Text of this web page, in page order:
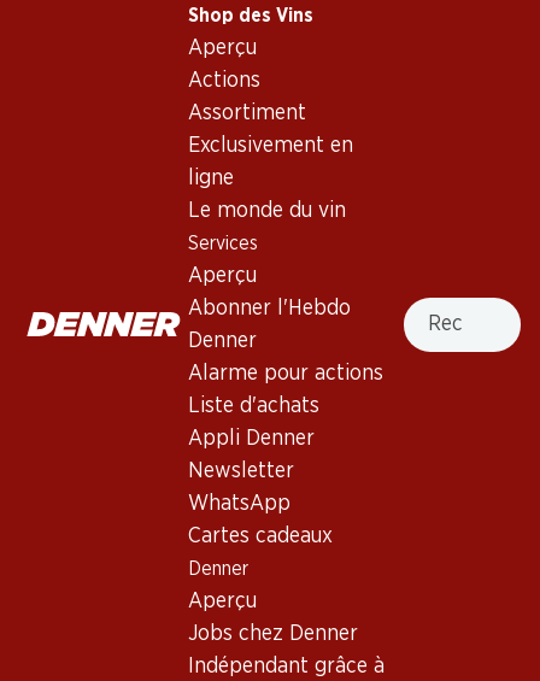
Shop des Vins
Aperçu
Actions
Assortiment
Exclusivement en
ligne
Le monde du vin
Services
Aperçu
Abonner l'Hebdo
Denner
Alarme pour actions
Liste d'achats
Appli Denner
Newsletter
WhatsApp
Cartes cadeaux
Denner
Aperçu
Jobs chez Denner
Indépendant grâce à
Recherche
Baume Sauvignon Blanc
Bouteille: 8.95
Château Smith Haut Lafitte
Blanc Pessac-Léognan
Exclusivité web !
Blanc Pessac-Léognan